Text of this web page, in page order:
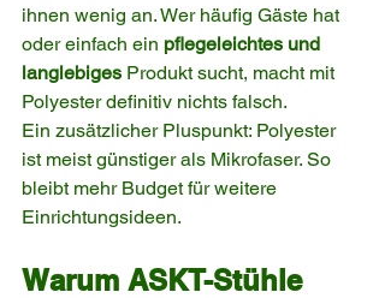
ihnen wenig an. Wer häufig Gäste hat
oder einfach ein pflegeleichtes und
langlebiges Produkt sucht, macht mit
Polyester definitiv nichts falsch.
Ein zusätzlicher Pluspunkt: Polyester
ist meist günstiger als Mikrofaser. So
bleibt mehr Budget für weitere
Einrichtungsideen.
Warum ASKT-Stühle